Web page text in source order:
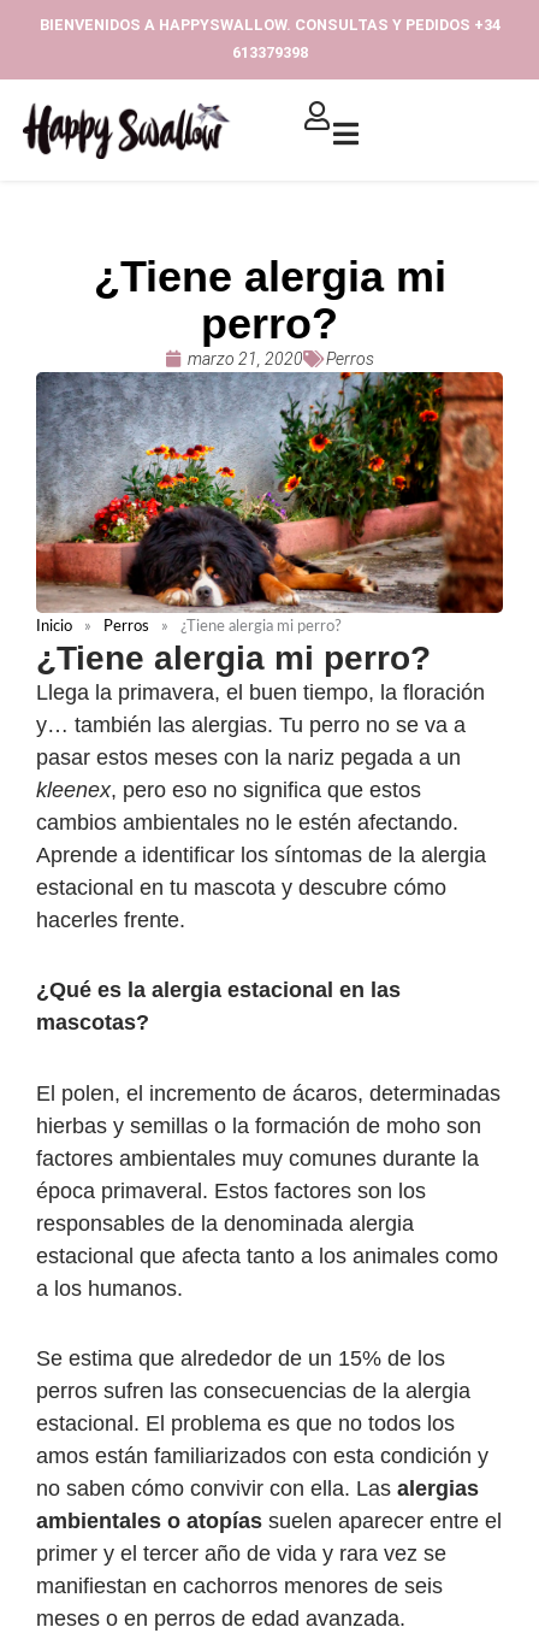
BIENVENIDOS A HAPPYSWALLOW. CONSULTAS Y PEDIDOS +34
613379398‬
¿Tiene alergia mi
perro?
marzo 21, 2020 Perros
Inicio » Perros » ¿Tiene alergia mi perro?
¿Tiene alergia mi perro?
Llega la primavera, el buen tiempo, la floración
y… también las alergias. Tu perro no se va a
pasar estos meses con la nariz pegada a un
kleenex, pero eso no significa que estos
cambios ambientales no le estén afectando.
Aprende a identificar los síntomas de la alergia
estacional en tu mascota y descubre cómo
hacerles frente.
¿Qué es la alergia estacional en las
mascotas?
El polen, el incremento de ácaros, determinadas
hierbas y semillas o la formación de moho son
factores ambientales muy comunes durante la
época primaveral. Estos factores son los
responsables de la denominada alergia
estacional que afecta tanto a los animales como
a los humanos.
Se estima que alrededor de un 15% de los
perros sufren las consecuencias de la alergia
estacional. El problema es que no todos los
amos están familiarizados con esta condición y
no saben cómo convivir con ella. Las alergias
ambientales o atopías suelen aparecer entre el
primer y el tercer año de vida y rara vez se
manifiestan en cachorros menores de seis
meses o en perros de edad avanzada.